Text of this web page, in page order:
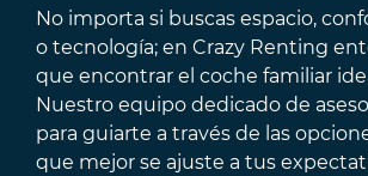
No importa si buscas espacio,
o tecnología; en Crazy Renting
que encontrar el coche familiar
Nuestro equipo dedicado de
para guiarte a través de las
que mejor se ajuste a tus